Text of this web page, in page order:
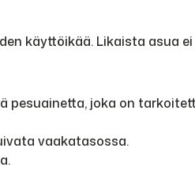
käyttöikää. Likaista asua
joka on
vaakatasossa.